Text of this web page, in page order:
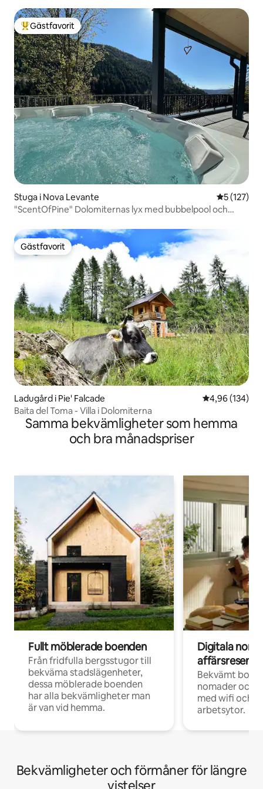
Populär gästfavorit
Gästfavorit
Stuga i Nova Levante 5 av 5 i
5 (127)
"ScentOfPine" Dolomiternas lyx med bubbelpool och
Gästfavorit
Gästfavorit
Ladugård i Pie' Falcade 4,96 av 5 i
4,96 (134)
Baita del Toma - Villa i Dolomiterna
Samma bekvämligheter som hemma
och bra månadspriser
Fullt möblerade boenden
Från fridfulla bergsstugor till
bekväma stadslägenheter,
dessa möblerade boenden
har alla bekvämligheter man
är van vid hemma.
Digitala
Bekvämt
nomader och
med wifi och
arbetsytor.
Bekvämligheter och förmåner för längre
vistelser